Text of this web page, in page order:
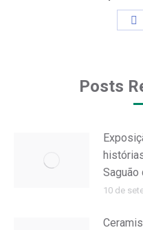
Posts
Saguão
10 de